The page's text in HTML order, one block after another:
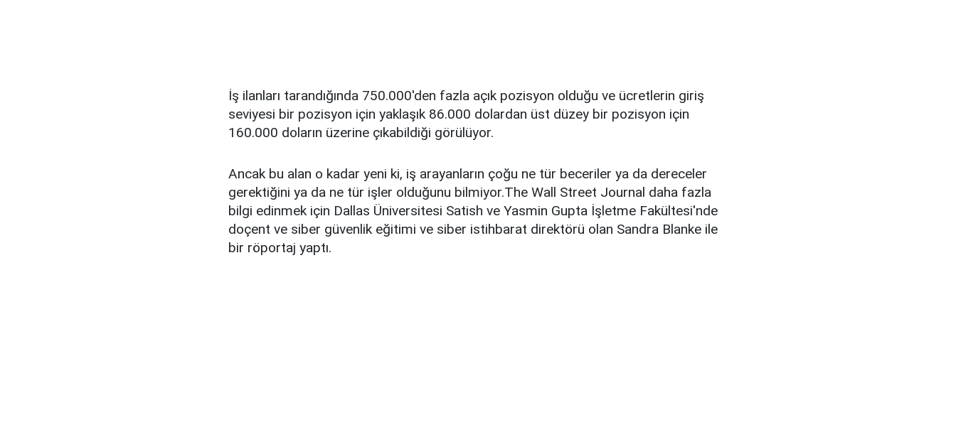
İş ilanları tarandığında 750.000'den fazla açık pozisyon olduğu ve ücretlerin giriş
seviyesi bir pozisyon için yaklaşık 86.000 dolardan üst düzey bir pozisyon için
160.000 doların üzerine çıkabildiği görülüyor.
Ancak bu alan o kadar yeni ki, iş arayanların çoğu ne tür beceriler ya da dereceler
gerektiğini ya da ne tür işler olduğunu bilmiyor.The Wall Street Journal daha fazla
bilgi edinmek için Dallas Üniversitesi Satish ve Yasmin Gupta İşletme Fakültesi'nde
doçent ve siber güvenlik eğitimi ve siber istihbarat direktörü olan Sandra Blanke ile
bir röportaj yaptı.